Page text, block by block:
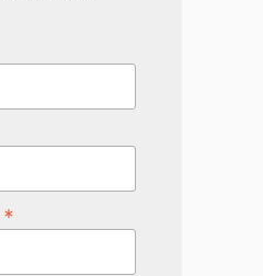
*